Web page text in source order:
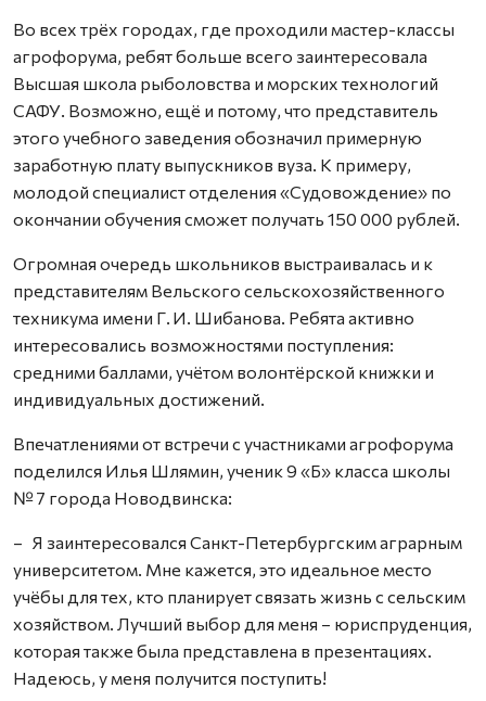
Во всех трёх городах, где проходили мастер-классы
агрофорума, ребят больше всего заинтересовала
Высшая школа рыболовства и морских технологий
САФУ. Возможно, ещё и потому, что представитель
этого учебного заведения обозначил примерную
заработную плату выпускников вуза. К примеру,
молодой специалист отделения «Судовождение» по
окончании обучения сможет получать 150 000 рублей.
Огромная очередь школьников выстраивалась и к
представителям Вельского сельскохозяйственного
техникума имени Г. И. Шибанова. Ребята активно
интересовались возможностями поступления:
средними баллами, учётом волонтёрской книжки и
индивидуальных достижений.
Впечатлениями от встречи с участниками агрофорума
поделился Илья Шлямин, ученик 9 «Б» класса школы
№ 7 города Новодвинска:
– Я заинтересовался Санкт-Петербургским аграрным
университетом. Мне кажется, это идеальное место
учёбы для тех, кто планирует связать жизнь с сельским
хозяйством. Лучший выбор для меня – юриспруденция,
которая также была представлена в презентациях.
Надеюсь, у меня получится поступить!